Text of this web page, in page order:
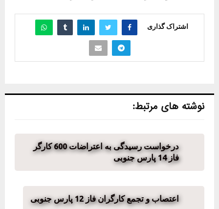
اشتراک گذاری
نوشته های مرتبط:
درخواست رسیدگی به اعتراضات 600 کارگر
فاز 14 پارس جنوبی
اعتصاب و تجمع کارگران فاز 12 پارس جنوبی